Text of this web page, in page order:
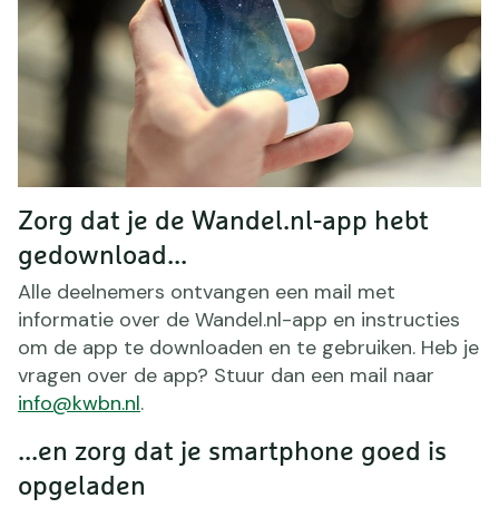
Zorg dat je de Wandel.nl-app hebt
gedownload...
Alle deelnemers ontvangen een mail met
informatie over de Wandel.nl-app en instructies
om de app te downloaden en te gebruiken. Heb je
vragen over de app? Stuur dan een mail naar
info@kwbn.nl.
...en zorg dat je smartphone goed is
opgeladen